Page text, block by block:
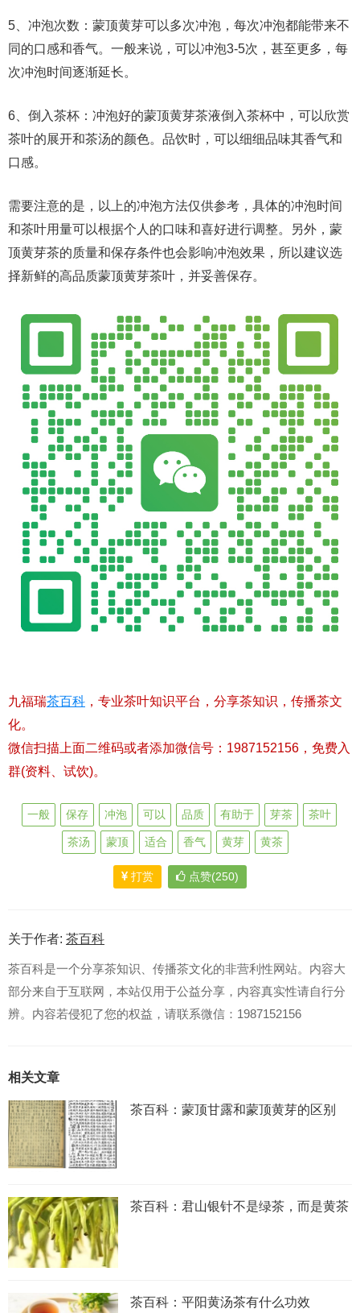
5、冲泡次数：蒙顶黄芽可以多次冲泡，每次冲泡都能带来不
同的口感和香气。一般来说，可以冲泡3-5次，甚至更多，每
次冲泡时间逐渐延长。
6、倒入茶杯：冲泡好的蒙顶黄芽茶液倒入茶杯中，可以欣赏
茶叶的展开和茶汤的颜色。品饮时，可以细细品味其香气和
口感。
需要注意的是，以上的冲泡方法仅供参考，具体的冲泡时间
和茶叶用量可以根据个人的口味和喜好进行调整。另外，蒙
顶黄芽茶的质量和保存条件也会影响冲泡效果，所以建议选
择新鲜的高品质蒙顶黄芽茶叶，并妥善保存。
九福瑞茶百科 ，专业茶叶知识平台，分享茶知识，传播茶文
化。
微信扫描上面二维码或者添加微信号：1987152156，免费入
群(资料、试饮)。
一般 保存 冲泡 可以 品质 有助于 芽茶 茶叶
茶汤 蒙顶 适合 香气 黄芽 黄茶
打赏 点赞(250)
关于作者: 茶百科
茶百科是一个分享茶知识、传播茶文化的非营利性网站。内容大
部分来自于互联网，本站仅用于公益分享，内容真实性请自行分
辨。内容若侵犯了您的权益，请联系微信：1987152156
相关文章
茶百科：蒙顶甘露和蒙顶黄芽的区别
茶百科：君山银针不是绿茶，而是黄茶
茶百科：平阳黄汤茶有什么功效